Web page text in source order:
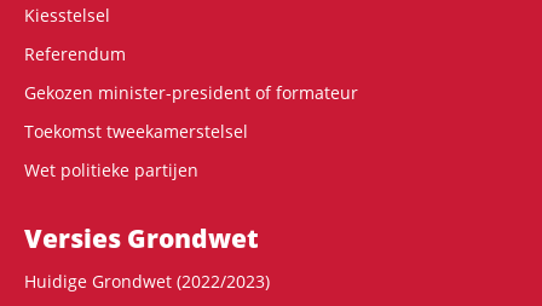
Kiesstelsel
Referendum
Gekozen minister-president of formateur
Toekomst tweekamerstelsel
Wet politieke partijen
Versies Grondwet
Huidige Grondwet (2022/2023)